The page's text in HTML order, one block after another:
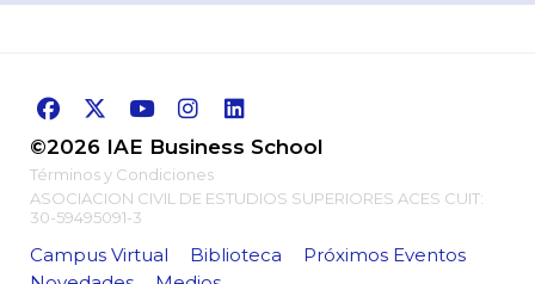
©2026 IAE Business School
Términos y Condiciones
ASOCIACION CIVIL DE ESTUDIOS SUPERIORES ACES CUIT:
30-59495091-3
Campus Virtual Biblioteca
Próximos Eventos